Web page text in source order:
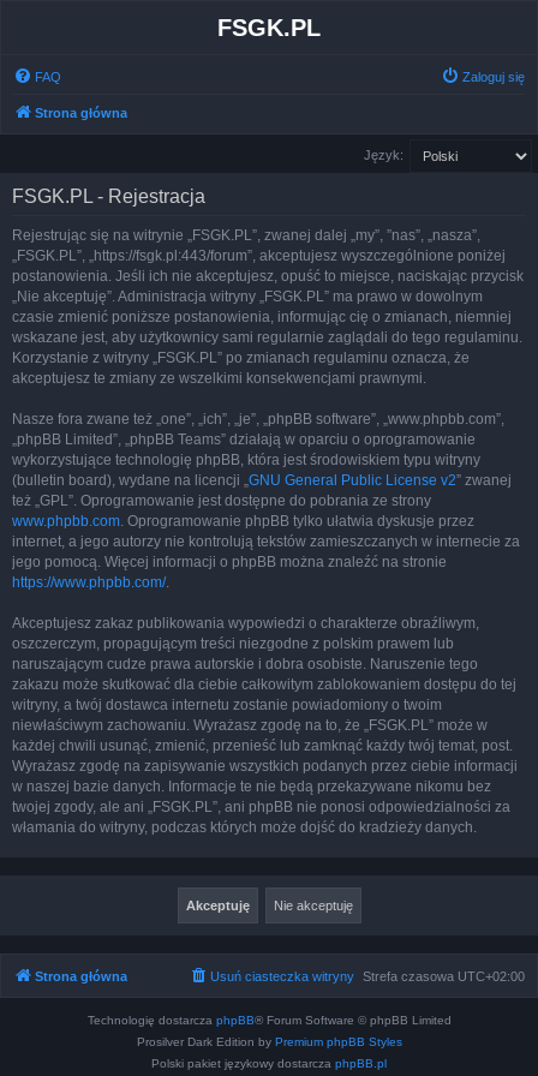
FSGK.PL
FAQ Zaloguj się
Strona główna
Język:
FSGK.PL - Rejestracja
Rejestrując się na witrynie „FSGK.PL”, zwanej dalej „my”, ”nas”, „nasza”,
„FSGK.PL”, „https://fsgk.pl:443/forum”, akceptujesz wyszczególnione poniżej
postanowienia. Jeśli ich nie akceptujesz, opuść to miejsce, naciskając przycisk
„Nie akceptuję”. Administracja witryny „FSGK.PL” ma prawo w dowolnym
czasie zmienić poniższe postanowienia, informując cię o zmianach, niemniej
wskazane jest, aby użytkownicy sami regularnie zaglądali do tego regulaminu.
Korzystanie z witryny „FSGK.PL” po zmianach regulaminu oznacza, że
akceptujesz te zmiany ze wszelkimi konsekwencjami prawnymi.
Nasze fora zwane też „one”, „ich”, „je”, „phpBB software”, „www.phpbb.com”,
„phpBB Limited”, „phpBB Teams” działają w oparciu o oprogramowanie
wykorzystujące technologię phpBB, która jest środowiskiem typu witryny
(bulletin board), wydane na licencji „GNU General Public License v2” zwanej
też „GPL”. Oprogramowanie jest dostępne do pobrania ze strony
www.phpbb.com. Oprogramowanie phpBB tylko ułatwia dyskusje przez
internet, a jego autorzy nie kontrolują tekstów zamieszczanych w internecie za
jego pomocą. Więcej informacji o phpBB można znaleźć na stronie
https://www.phpbb.com/.
Akceptujesz zakaz publikowania wypowiedzi o charakterze obraźliwym,
oszczerczym, propagującym treści niezgodne z polskim prawem lub
naruszającym cudze prawa autorskie i dobra osobiste. Naruszenie tego
zakazu może skutkować dla ciebie całkowitym zablokowaniem dostępu do tej
witryny, a twój dostawca internetu zostanie powiadomiony o twoim
niewłaściwym zachowaniu. Wyrażasz zgodę na to, że „FSGK.PL” może w
każdej chwili usunąć, zmienić, przenieść lub zamknąć każdy twój temat, post.
Wyrażasz zgodę na zapisywanie wszystkich podanych przez ciebie informacji
w naszej bazie danych. Informacje te nie będą przekazywane nikomu bez
twojej zgody, ale ani „FSGK.PL”, ani phpBB nie ponosi odpowiedzialności za
włamania do witryny, podczas których może dojść do kradzieży danych.
Strona główna Strefa czasowa UTC+02:00
Usuń ciasteczka witryny
Technologię dostarcza phpBB® Forum Software © phpBB Limited
Prosilver Dark Edition by Premium phpBB Styles
Polski pakiet językowy dostarcza phpBB.pl